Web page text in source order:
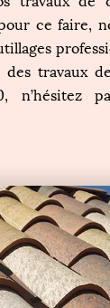
ce faire,
des travaux
n’hésitez